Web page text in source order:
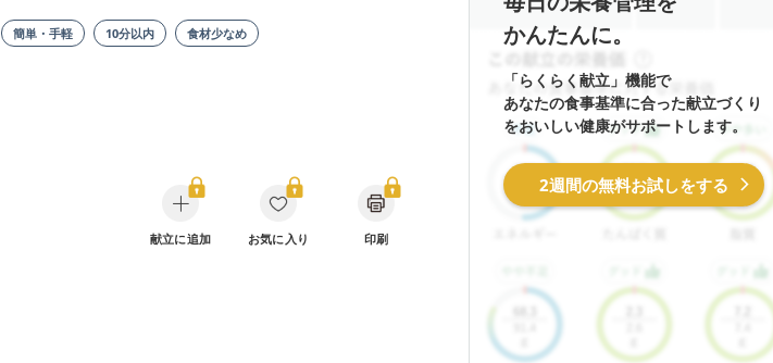
簡単・手軽 10分以内 食材少なめ
献立に追加 お気に入り 印刷
かんたんに。
「らくらく献立」機能で
あなたの食事基準に合った献立づくり
をおいしい健康がサポートします。
2週間の無料お試しをする